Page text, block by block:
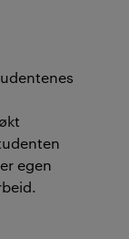
egen